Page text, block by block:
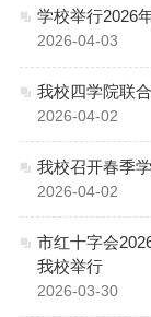
学校举行2026
2026-04-03
我校四学院联
2026-04-02
我校召开春季
2026-04-02
市红十字会
我校举行
2026-03-30